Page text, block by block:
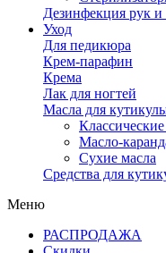
Дезинфекция рук и
Уход
Для педикюра
Крем-парафин
Крема
Лак для ногтей
Масла для
Масло-
Сухие масла
Средства для
Меню
РАСПРОДАЖА